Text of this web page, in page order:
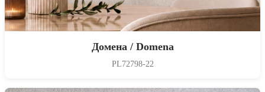
Домена / Domena
PL72798-22